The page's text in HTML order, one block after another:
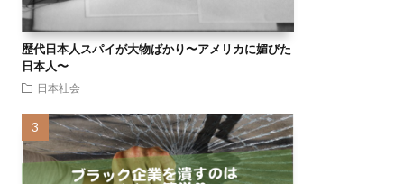
歴代日本人スパイが大物ばかり〜アメリカに媚びた
日本人〜
日本社会